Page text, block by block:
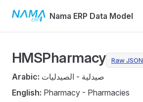
Skip to contentNama ERP Data Model
HMSPharmacy Raw JSON
Arabic: صيدلية - الصيدليات
English: Pharmacy - Pharmacies